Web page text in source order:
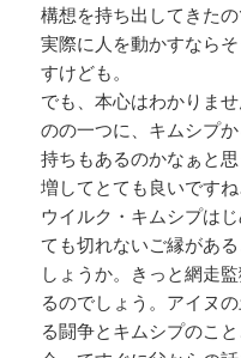
構想を持ち出してきた
実際に人を動かすなら
すけども。
でも、本心はわかりま
のの一つに、キムシプ
持ちもあるのかなぁと
増してとても良いですね
ウイルク・キムシプは
ても切れないご縁があ
しょうか。きっと網走
るのでしょう。アイヌ
る闘争とキムシプのこ